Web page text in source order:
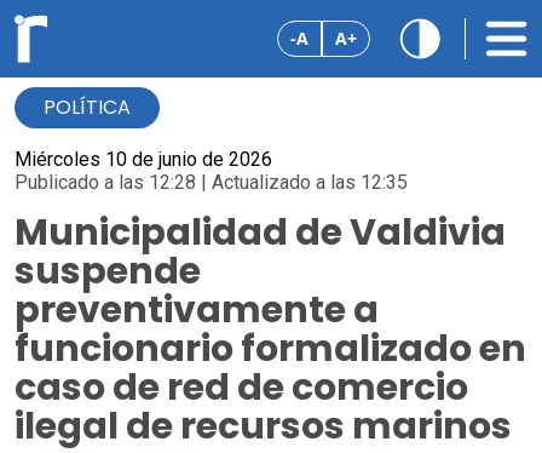
-A A+
POLÍTICA
Miércoles 10 de junio de 2026
Publicado a las 12:28 | Actualizado a las 12:35
Municipalidad de Valdivia
suspende
preventivamente a
funcionario formalizado en
caso de red de comercio
ilegal de recursos marinos